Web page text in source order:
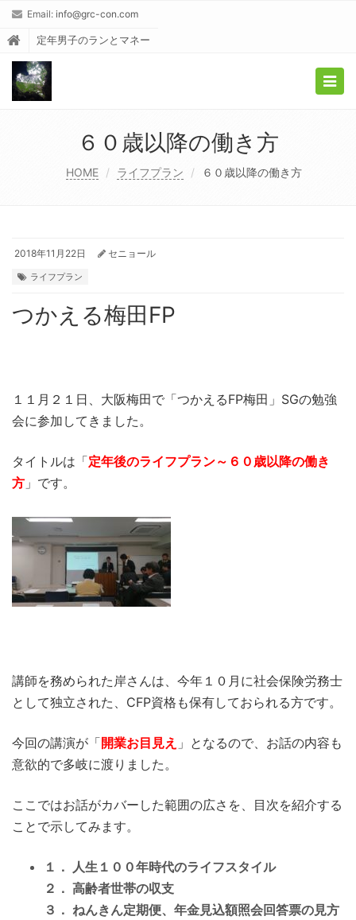
Email: info@grc-con.com
定年男子のランとマネー
６０歳以降の働き方
HOME ライフプラン ６０歳以降の働き方
2018年11月22日 セニョール
ライフプラン
つかえる梅田FP
１１月２１日、大阪梅田で「つかえるFP梅田」SGの勉強
会に参加してきました。
タイトルは「定年後のライフプラン～６０歳以降の働き
方 」です。
講師を務められた岸さんは、今年１０月に社会保険労務士
として独立された、CFP資格も保有しておられる方です。
今回の講演が「開業お目見え 」となるので、お話の内容も
意欲的で多岐に渡りました。
ここではお話がカバーした範囲の広さを、目次を紹介する
ことで示してみます。
１． 人生１００年時代のライフスタイル
２． 高齢者世帯の収支
３． ねんきん定期便、年金見込額照会回答票の見方